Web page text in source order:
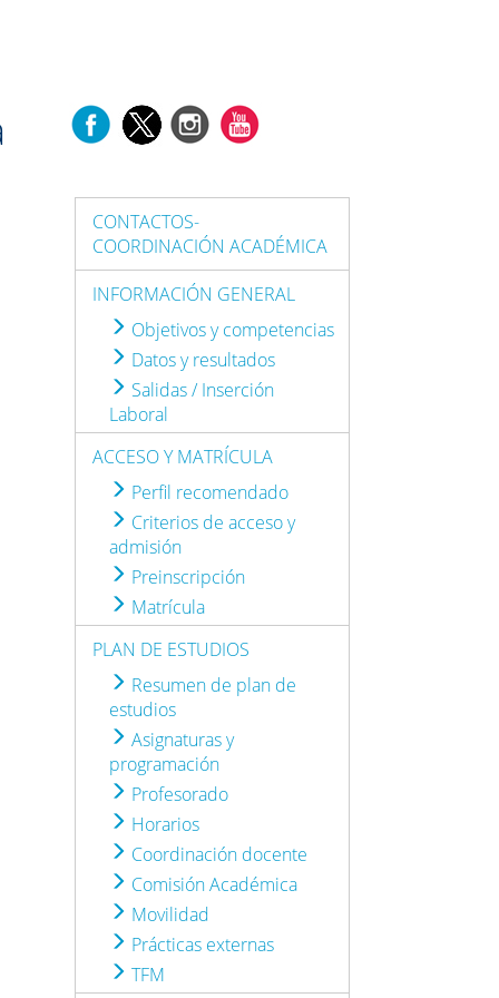
CONTACTOS-
COORDINACIÓN ACADÉMICA
INFORMACIÓN GENERAL
Objetivos y competencias
Datos y resultados
Salidas / Inserción
Laboral
ACCESO Y MATRÍCULA
Perfil recomendado
Criterios de acceso y
admisión
Preinscripción
Matrícula
PLAN DE ESTUDIOS
Resumen de plan de
estudios
Asignaturas y
programación
Profesorado
Horarios
Coordinación docente
Comisión Académica
Movilidad
Prácticas externas
TFM